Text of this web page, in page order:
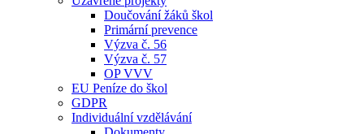
Doučování žáků škol
Primární prevence
Výzva č. 56
Výzva č. 57
OP VVV
EU Peníze do škol
GDPR
Individuální vzdělávání